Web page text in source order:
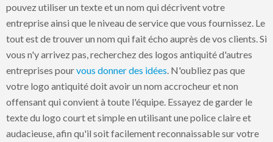
pouvez utiliser un texte et un nom qui décrivent votre
entreprise ainsi que le niveau de service que vous fournissez. Le
tout est de trouver un nom qui fait écho auprès de vos clients. Si
vous n'y arrivez pas, recherchez des logos antiquité d'autres
entreprises pourvous donner des idées . N'oubliez pas que
votre logo antiquité doit avoir un nom accrocheur et non
offensant qui convient à toute l'équipe. Essayez de garder le
texte du logo court et simple en utilisant une police claire et
audacieuse, afin qu'il soit facilement reconnaissable sur votre